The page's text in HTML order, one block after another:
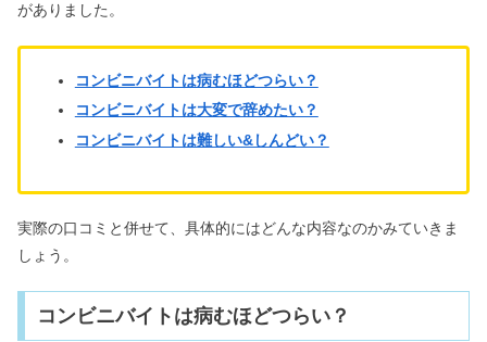
がありました。
コンビニバイトは病むほどつらい？
コンビニバイトは大変で辞めたい？
コンビニバイトは難しい&しんどい？
実際の口コミと併せて、具体的にはどんな内容なのかみていきま
しょう。
コンビニバイトは病むほどつらい？